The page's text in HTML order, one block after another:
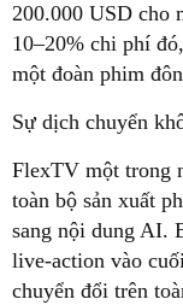
200.000 USD cho
10–20% chi phí
một đoàn phim
Sự dịch chuyển
FlexTV một trong
toàn bộ sản xuất
sang nội dung AI.
live-action vào
chuyển đổi trên